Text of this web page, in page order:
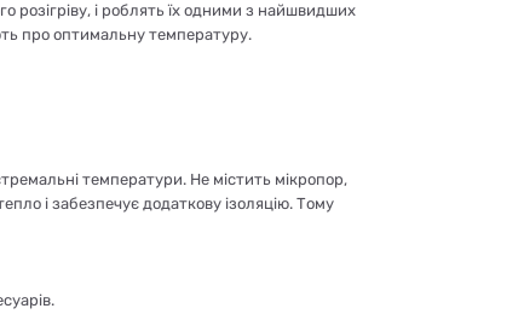
і роблять їх одними з найшвидших
про оптимальну температуру.
температури. Не містить мікропор,
і забезпечує додаткову ізоляцію. Тому